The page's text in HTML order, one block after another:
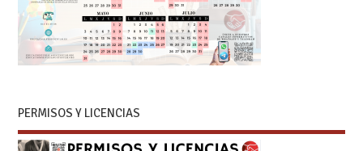
PERMISOS Y LICENCIAS